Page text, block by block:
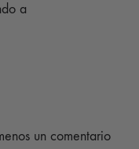
a
un comentario